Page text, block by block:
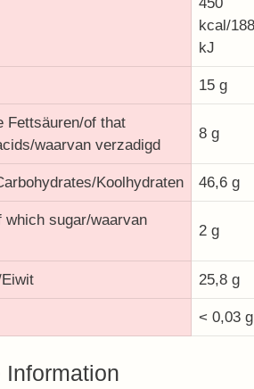
kcal/
kJ
15 g
Fettsäuren/of that
waarvan verzadigd
8 g
Koolhydraten 46,6 g
which sugar/waarvan
2 g
25,8 g
< 0,03 g